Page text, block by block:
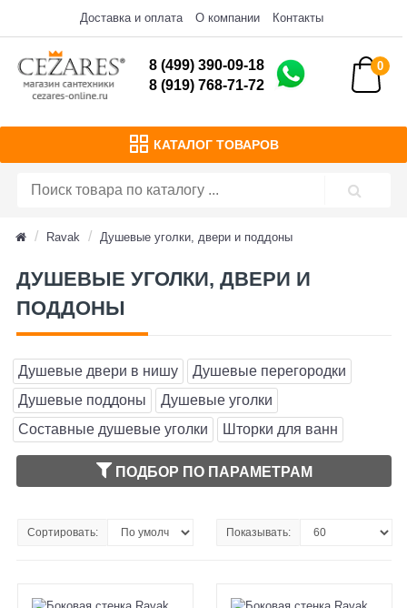
Доставка и оплата О компании Контакты
8 (499) 390-09-18
8 (919) 768-71-72
0
КАТАЛОГ ТОВАРОВ
Ravak Душевые уголки, двери и поддоны
ДУШЕВЫЕ УГОЛКИ, ДВЕРИ И
ПОДДОНЫ
Душевые двери в нишу
Душевые перегородки
Душевые поддоны
Душевые уголки
Составные душевые уголки
Шторки для ванн
ПОДБОР ПО ПАРАМЕТРАМ
Сортировать: Показывать: